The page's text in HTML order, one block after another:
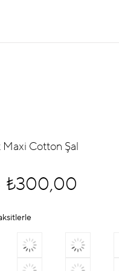
Cotton Şal
₺300,00